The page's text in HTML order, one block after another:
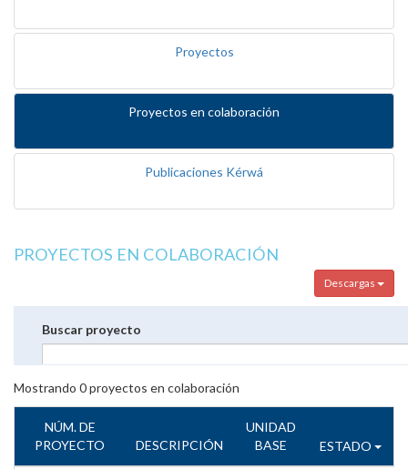
Proyectos
Proyectos en colaboración
Publicaciones Kérwá
PROYECTOS EN COLABORACIÓN
Descargas
Buscar proyecto
Mostrando 0proyectos en colaboración
NÚM. DE
PROYECTO
DESCRIPCIÓN
UNIDAD
BASE
ESTADO